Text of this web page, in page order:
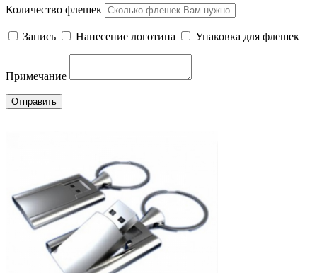
Количество флешек
Запись Нанесение логотипа Упаковка для флешек
Примечание
Отправить